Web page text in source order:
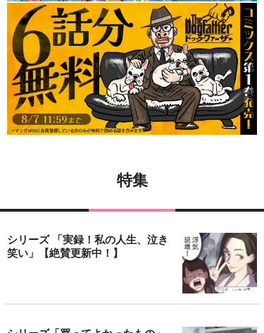
特集
シリーズ 「実録！私の人生、泣き
笑い」【絶賛更新中！】